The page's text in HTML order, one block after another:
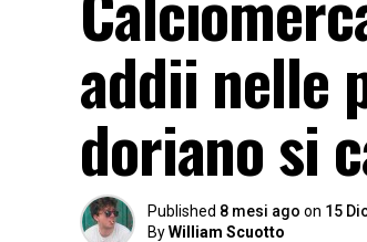
addii nelle
doriano si
Published 8 mesi ago on 15
ByWilliam Scuotto